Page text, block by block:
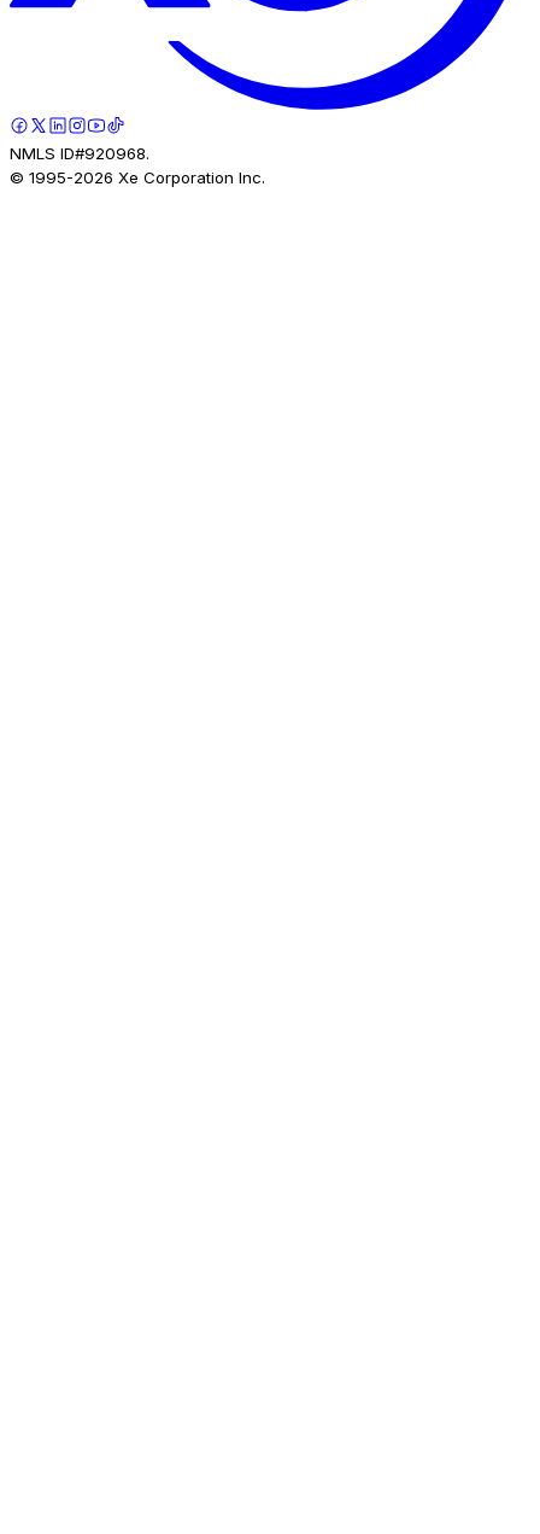
NMLS ID#920968.
© 1995-2026 Xe Corporation Inc.